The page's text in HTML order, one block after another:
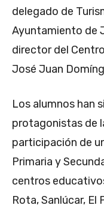
delegado de
Ayuntamiento de
director del
José Juan
Los alumnos han
protagonistas de
participación de
Primaria y
centros
Rota, Sanlúcar, El